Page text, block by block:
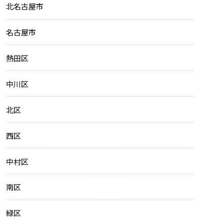
北名古屋市
名古屋市
熱田区
中川区
北区
西区
中村区
南区
緑区